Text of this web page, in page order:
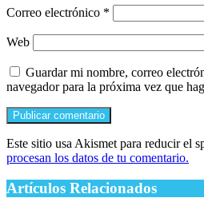
Correo electrónico *
Web
Guardar mi nombre, correo
navegador para la próxima vez que
Este sitio usa Akismet para reducir el
procesan los datos de tu comentario.
Artículos Relacionados